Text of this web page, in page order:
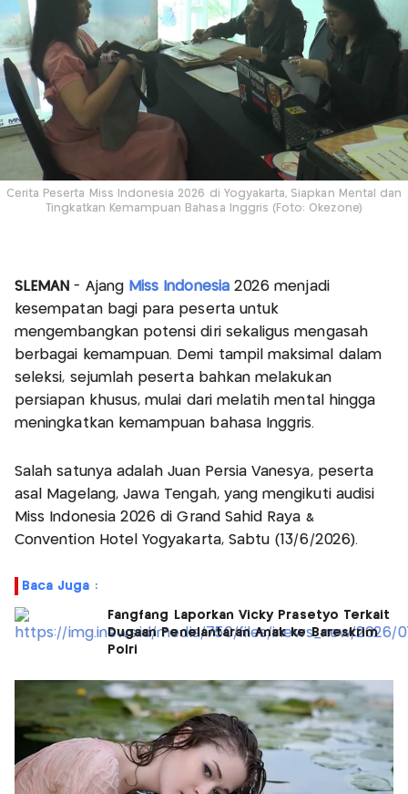
Cerita Peserta Miss Indonesia 2026 di Yogyakarta, Siapkan Mental dan
Tingkatkan Kemampuan Bahasa Inggris (Foto: Okezone)
SLEMAN- Ajang Miss Indonesia2026 menjadi
kesempatan bagi para peserta untuk
mengembangkan potensi diri sekaligus mengasah
berbagai kemampuan. Demi tampil maksimal dalam
seleksi, sejumlah peserta bahkan melakukan
persiapan khusus, mulai dari melatih mental hingga
meningkatkan kemampuan bahasa Inggris.
Salah satunya adalah Juan Persia Vanesya, peserta
asal Magelang, Jawa Tengah, yang mengikuti audisi
Miss Indonesia 2026 di Grand Sahid Raya &
Convention Hotel Yogyakarta, Sabtu (13/6/2026).
Baca Juga :
Fangfang Laporkan Vicky Prasetyo Terkait
Dugaan Penelantaran Anak ke Bareskrim
Polri